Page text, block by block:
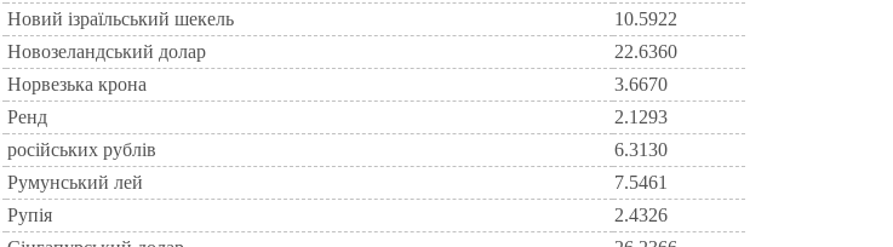
Новий ізраїльський шекель
10.5922
Новозеландський долар
22.6360
Норвезька крона
3.6670
Ренд
2.1293
російських рублів
6.3130
Румунський лей
7.5461
Рупія
2.4326